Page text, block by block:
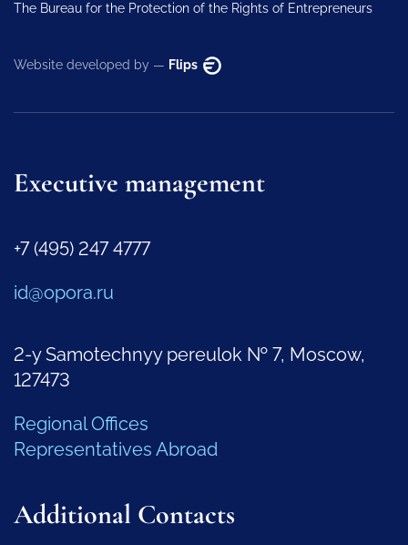
The Bureau for the Protection of the Rights of Entrepreneurs
Website developed by — Flips
Executive management
+7 (495) 247 4777
id@opora.ru
2-y Samotechnyy pereulok № 7, Moscow,
127473
Regional Offices
Representatives Abroad
Additional Contacts